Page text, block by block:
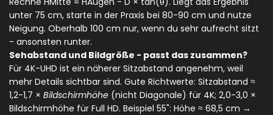
unter 75 cm, starte in der Praxis bei 80-90 cm und nutze
Neigung. Oberhalb 100 cm nur, wenn du sehr aufrecht sitzt
- ansonsten runter.
Sehabstand und Bildgröße - passt das zusammen?
Für 4K-UHD ist ein näherer Sitzabstand angenehm, weil
mehr Details sichtbar sind. Gute Richtwerte: Sitzabstand ≈
1,2-1,7 × Bildschirmhöhe (nicht Diagonale) für 4K; 2,0-3,0 ×
Bildschirmhöhe für Full HD. Beispiel 55": Höhe ≈ 68,5 cm →